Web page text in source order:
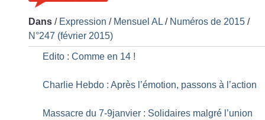
Dans / Expression / Mensuel AL / Numéros de 2015 /
N°247 (février 2015)
Edito : Comme en 14 !
Charlie Hebdo : Après l’émotion, passons à l’action
Massacre du 7-9janvier : Solidaires malgré l’union